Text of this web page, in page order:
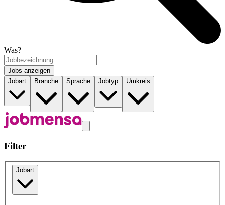
Was?
Jobs anzeigen
Jobart
Branche Sprache Jobtyp Umkreis
Filter
Jobart